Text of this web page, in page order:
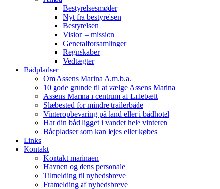
Bestyrelsesmøder
Nyt fra bestyrelsen
Bestyrelsen
Vision – mission
Generalforsamlinger
Regnskaber
Vedtægter
Bådpladser
Om Assens Marina A.m.b.a.
10 gode grunde til at vælge Assens Marina
Assens Marina i centrum af Lillebælt
Slæbested for mindre trailerbåde
Vinteropbevaring på land eller i bådhotel
Har din båd ligget i vandet hele vinteren
Bådpladser som kan lejes eller købes
Links
Kontakt
Kontakt marinaen
Havnen og dens personale
Tilmelding til nyhedsbreve
Framelding af nyhedsbreve